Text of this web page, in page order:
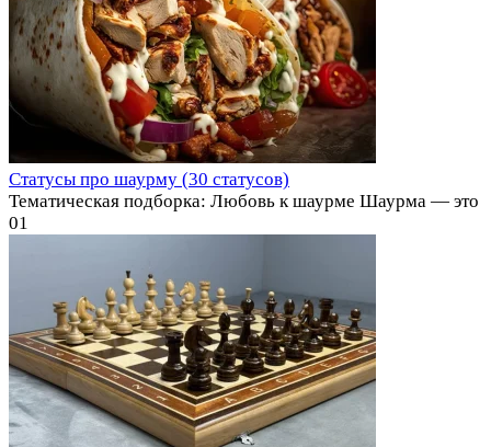
Статусы про шаурму (30 статусов)
Тематическая подборка: Любовь к шаурме Шаурма — это
01